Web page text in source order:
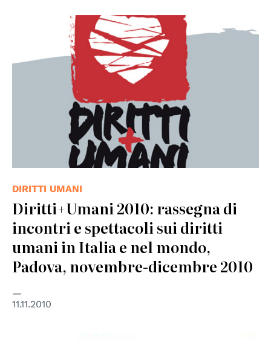
DIRITTI UMANI
Diritti+Umani 2010: rassegna di
incontri e spettacoli sui diritti
umani in Italia e nel mondo,
Padova, novembre-dicembre 2010
11.11.2010